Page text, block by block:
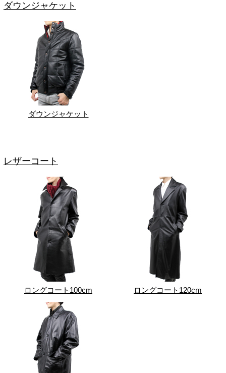
ダウンジャケット
ダウンジャケット
レザーコート
ロングコート100cm ロングコート120cm